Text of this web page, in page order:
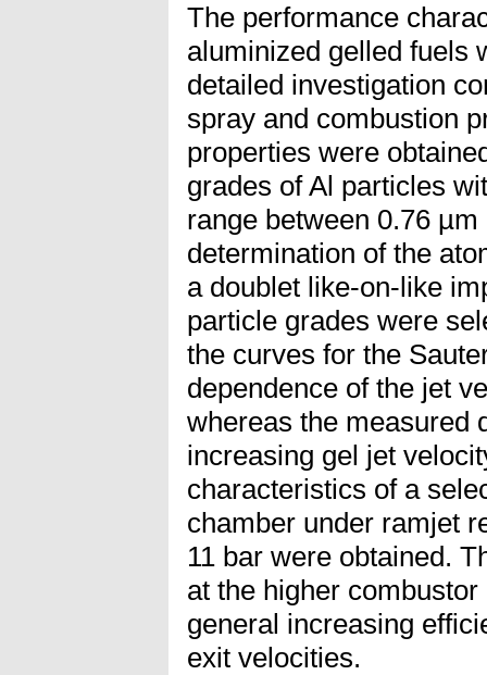
The performance
aluminized gelled fuels
detailed investigation
spray and combustion
properties were
grades of Al particles
range between 0.76
determination of the
a doublet like-on-like
particle grades were
the curves for the
dependence of the jet
whereas the measured
increasing gel jet
characteristics of a
chamber under ramjet
11 bar were obtained.
at the higher
general increasing
exit velocities.